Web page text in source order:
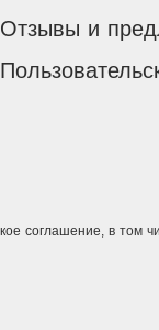
Отзывы и
соглашение, в том